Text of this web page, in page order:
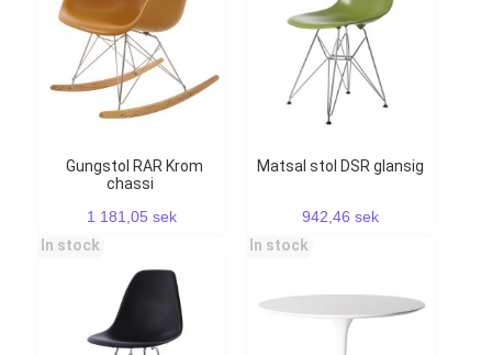
Gungstol RAR Krom
chassi
1 181,05 sek
Matsal stol DSR glansig
942,46 sek
In stock
In stock